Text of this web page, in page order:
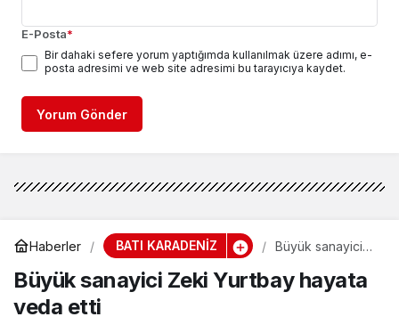
E-Posta*
Bir dahaki sefere yorum yaptığımda kullanılmak üzere adımı, e-
posta adresimi ve web site adresimi bu tarayıcıya kaydet.
Yorum Gönder
Haberler BATI KARADENİZ
Büyük sanayici
hayata veda etti
Büyük sanayici Zeki Yurtbay hayata
veda etti